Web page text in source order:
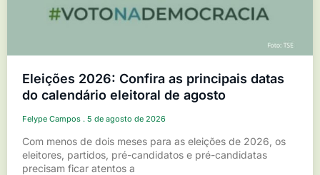
Eleições 2026: Confira as principais datas
do calendário eleitoral de agosto
Felype Campos 5 de agosto de 2026
Com menos de dois meses para as eleições de 2026, os
eleitores, partidos, pré-candidatos e pré-candidatas
precisam ficar atentos a